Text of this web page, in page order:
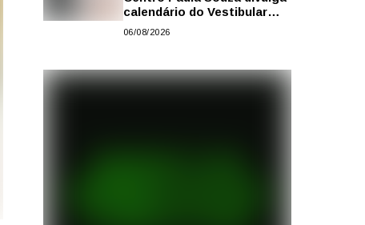
calendário do Vestibular
das Fatecs para o primeiro
06/08/2026